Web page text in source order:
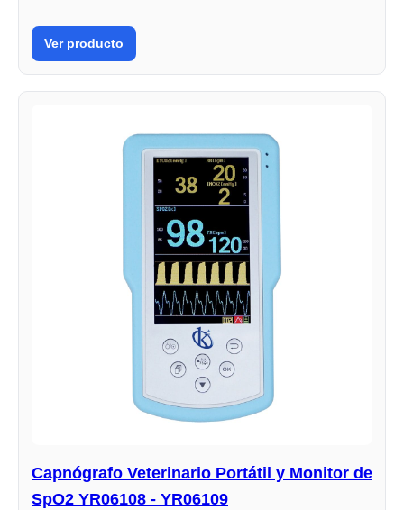
Ver producto
Capnógrafo Veterinario Portátil y Monitor de
SpO2 YR06108 - YR06109